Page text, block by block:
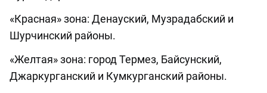
«Красная» зона: Денауский, Музрадабский и
Шурчинский районы.
«Желтая» зона: город Термез, Байсунский,
Джаркурганский и Кумкурганский районы.